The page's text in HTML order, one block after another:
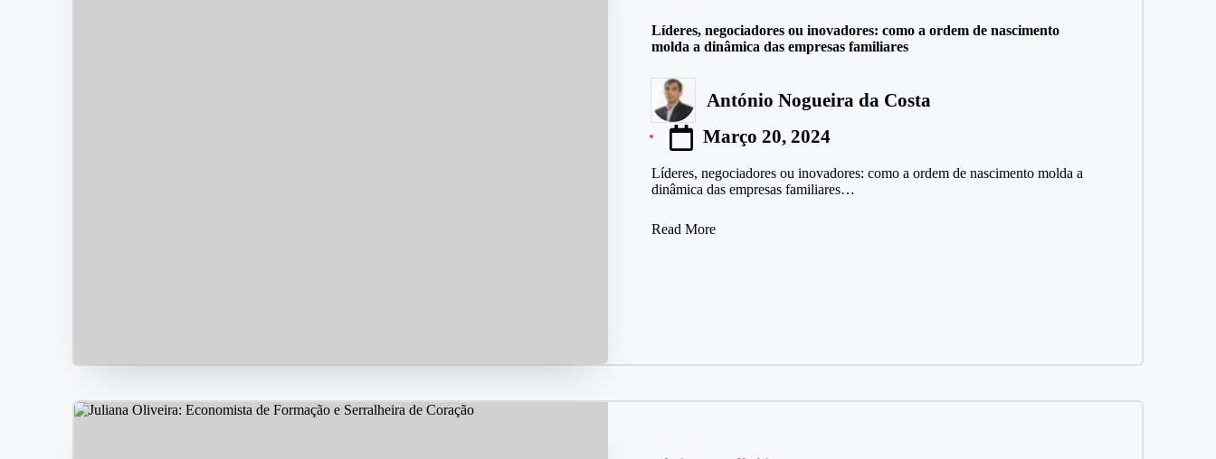
Líderes, negociadores ou inovadores: como a ordem de nascimento
molda a dinâmica das empresas familiares
Posted
by
António Nogueira da Costa
Março 20, 2024
Líderes, negociadores ou inovadores: como a ordem de nascimento molda a
dinâmica das empresas familiares…
Read More